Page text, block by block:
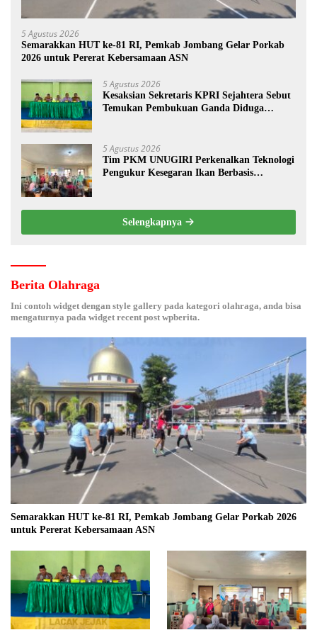
5 Agustus 2026
Semarakkan HUT ke-81 RI, Pemkab Jombang Gelar Porkab
2026 untuk Pererat Kebersamaan ASN
5 Agustus 2026
Kesaksian Sekretaris KPRI Sejahtera Sebut
Temukan Pembukuan Ganda Diduga
5 Agustus 2026
Tim PKM UNUGIRI Perkenalkan Teknologi
Pengukur Kesegaran Ikan Berbasis
Selengkapnya
Berita Olahraga
Ini contoh widget dengan style gallery pada kategori olahraga, anda bisa
mengaturnya pada widget recent post wpberita.
Semarakkan HUT ke-81 RI, Pemkab Jombang Gelar Porkab 2026
untuk Pererat Kebersamaan ASN